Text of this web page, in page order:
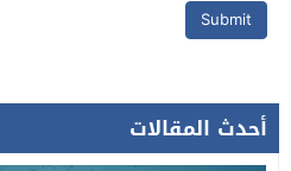
أحدث المقالات